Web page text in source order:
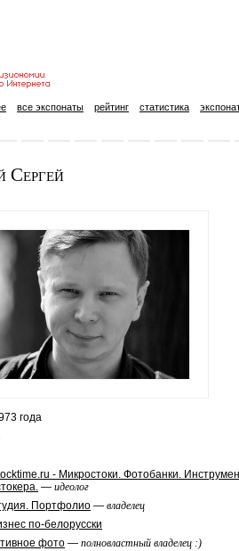
все экспонаты рейтинг статистика
Сергей
года
- Микростоки. Фотобанки.
— идеолог
Портфолио — владелец
по-белорусски
фото — полновластный владелец :)